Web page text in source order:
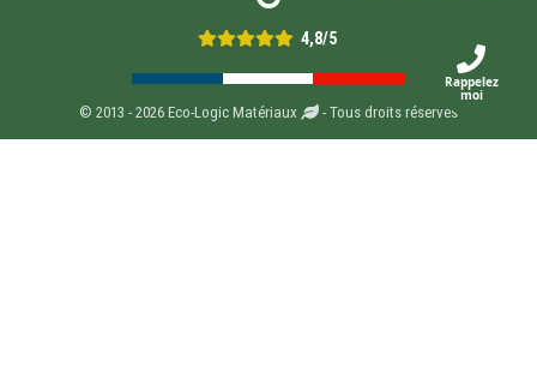
4,8/5
© 2013 - 2026 Eco-Logic Matériaux - Tous droits réservés
Rappelez
moi